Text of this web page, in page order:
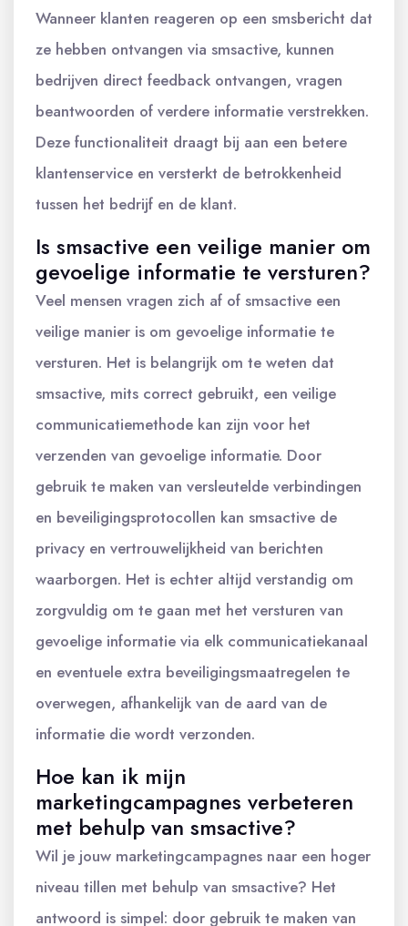
Wanneer klanten reageren op een smsbericht dat
ze hebben ontvangen via smsactive, kunnen
bedrijven direct feedback ontvangen, vragen
beantwoorden of verdere informatie verstrekken.
Deze functionaliteit draagt bij aan een betere
klantenservice en versterkt de betrokkenheid
tussen het bedrijf en de klant.
Is smsactive een veilige manier om
gevoelige informatie te versturen?
Veel mensen vragen zich af of smsactive een
veilige manier is om gevoelige informatie te
versturen. Het is belangrijk om te weten dat
smsactive, mits correct gebruikt, een veilige
communicatiemethode kan zijn voor het
verzenden van gevoelige informatie. Door
gebruik te maken van versleutelde verbindingen
en beveiligingsprotocollen kan smsactive de
privacy en vertrouwelijkheid van berichten
waarborgen. Het is echter altijd verstandig om
zorgvuldig om te gaan met het versturen van
gevoelige informatie via elk communicatiekanaal
en eventuele extra beveiligingsmaatregelen te
overwegen, afhankelijk van de aard van de
informatie die wordt verzonden.
Hoe kan ik mijn
marketingcampagnes verbeteren
met behulp van smsactive?
Wil je jouw marketingcampagnes naar een hoger
niveau tillen met behulp van smsactive? Het
antwoord is simpel: door gebruik te maken van